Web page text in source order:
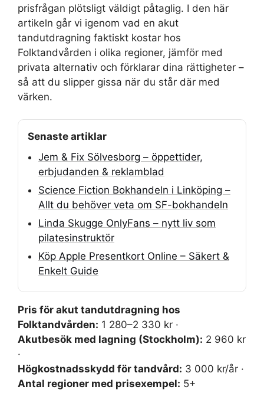
prisfrågan plötsligt väldigt påtaglig. I den här
artikeln går vi igenom vad en akut
tandutdragning faktiskt kostar hos
Folktandvården i olika regioner, jämför med
privata alternativ och förklarar dina rättigheter –
så att du slipper gissa när du står där med
värken.
Senaste artiklar
Jem & Fix Sölvesborg – öppettider,
erbjudanden & reklamblad
Science Fiction Bokhandeln i Linköping –
Allt du behöver veta om SF-bokhandeln
Linda Skugge OnlyFans – nytt liv som
pilatesinstruktör
Köp Apple Presentkort Online – Säkert &
Enkelt Guide
Pris för akut tandutdragning hos
Folktandvården: 1 280–2 330 kr ·
Akutbesök med lagning (Stockholm): 2 960 kr
·
Högkostnadsskydd för tandvård: 3 000 kr/år ·
Antal regioner med prisexempel: 5+